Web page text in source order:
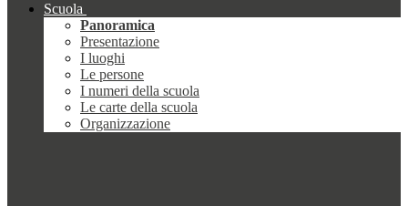
Scuola
Panoramica
Presentazione
I luoghi
Le persone
I numeri della scuola
Le carte della scuola
Organizzazione